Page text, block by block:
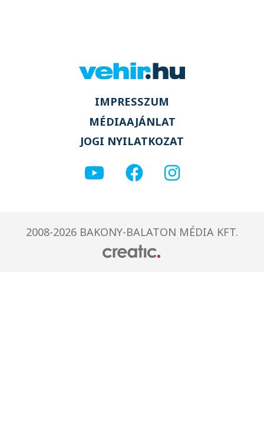
IMPRESSZUM
MÉDIAAJÁNLAT
JOGI NYILATKOZAT
2008-2026 BAKONY-BALATON MÉDIA KFT.